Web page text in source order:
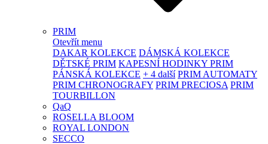
PRIM
Otevřít menu
DAKAR KOLEKCE DÁMSKÁ KOLEKCE
DĚTSKÉ PRIM KAPESNÍ HODINKY PRIM
PÁNSKÁ KOLEKCE + 4 další PRIM AUTOMATY
PRIM CHRONOGRAFY PRIM PRECIOSA PRIM
TOURBILLON
QaQ
ROSELLA BLOOM
ROYAL LONDON
SECCO